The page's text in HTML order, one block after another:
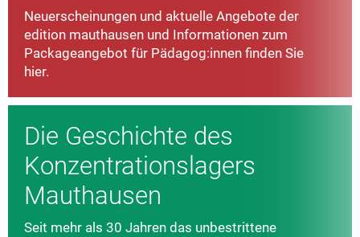
Neuerscheinungen und aktuelle Angebote der
edition mauthausen und Informationen zum
Packageangebot für Pädagog:innen finden Sie
hier.
Die Geschichte des
Konzentrationslagers
Mauthausen
Seit mehr als 30 Jahren das unbestrittene